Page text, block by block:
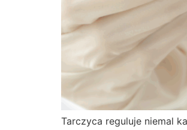
Tarczyca reguluje niemal